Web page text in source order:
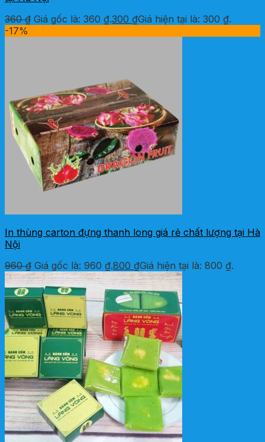
360₫ Giá gốc là: 360 ₫.300 ₫Giá hiện tại là: 300 ₫.
-17%
In thùng carton đựng thanh long giá rẻ chất lượng tại Hà
Nội
960₫ Giá gốc là: 960 ₫.800 ₫Giá hiện tại là: 800 ₫.